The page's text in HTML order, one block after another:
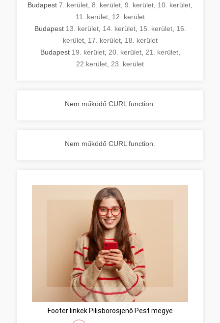
Budapest 7. kerület 8. kerület 9. kerület 10. kerület
11. kerület, 12. kerület
Budapest 13. kerület, 14. kerület, 15. kerület, 16.
kerület, 17. kerület, 18. kerület
Budapest 19. kerület, 20. kerület, 21. kerület,
22.kerület 23. kerület
Nem működő CURL function.
Nem működő CURL function.
Footer linkek Pilisborosjenő Pest megye